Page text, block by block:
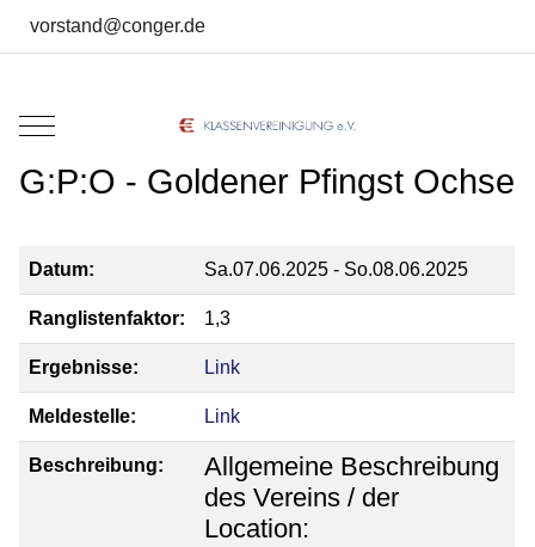
vorstand@conger.de
Mobile Menu Toggle
G:P:O - Goldener Pfingst Ochse
Datum: Sa.07.06.2025 - So.08.06.2025
Ranglistenfaktor: 1,3
Ergebnisse: Link
Meldestelle: Link
Beschreibung:
Allgemeine Beschreibung
des Vereins / der
Location: